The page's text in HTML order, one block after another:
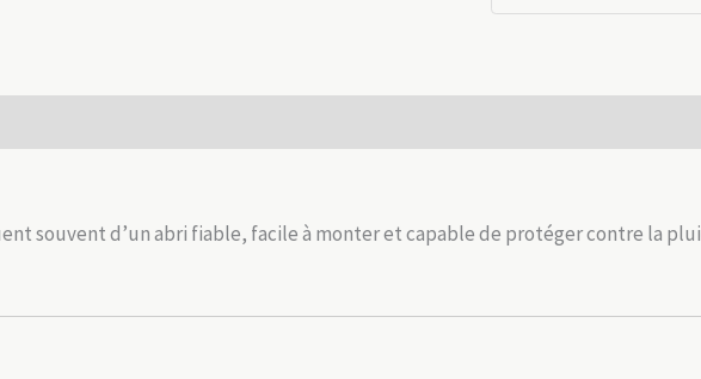
auvent
et
souvent d’un abri fiable, facile à monter et capable de protéger contre la